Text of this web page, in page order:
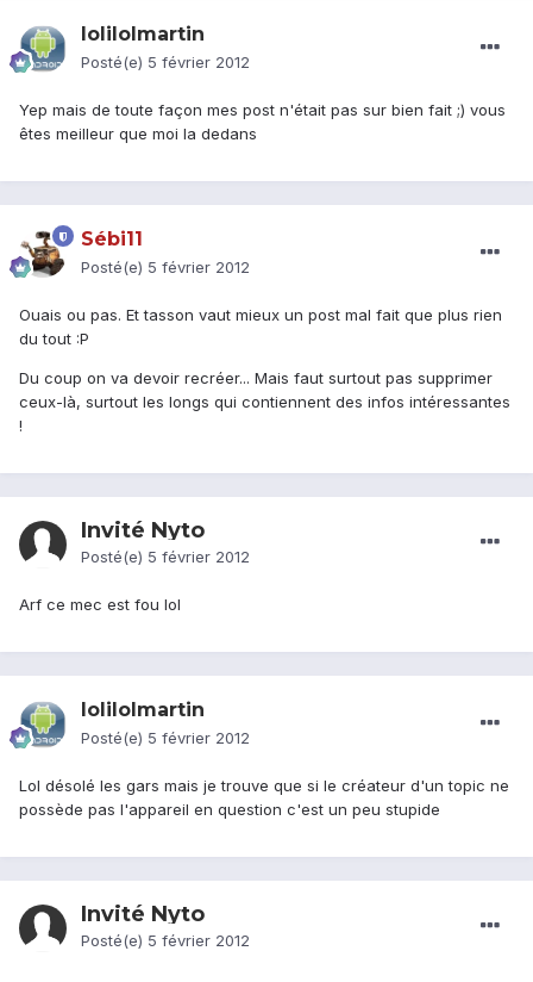
lolilolmartin
Posté(e) 5 février 2012
Yep mais de toute façon mes post n'était pas sur bien fait ;) vous
êtes meilleur que moi la dedans
Sébi11
Posté(e) 5 février 2012
Ouais ou pas. Et tasson vaut mieux un post mal fait que plus rien
du tout :P
Du coup on va devoir recréer... Mais faut surtout pas supprimer
ceux-là, surtout les longs qui contiennent des infos intéressantes
!
Invité Nyto
Posté(e) 5 février 2012
Arf ce mec est fou lol
lolilolmartin
Posté(e) 5 février 2012
Lol désolé les gars mais je trouve que si le créateur d'un topic ne
possède pas l'appareil en question c'est un peu stupide
Invité Nyto
Posté(e) 5 février 2012